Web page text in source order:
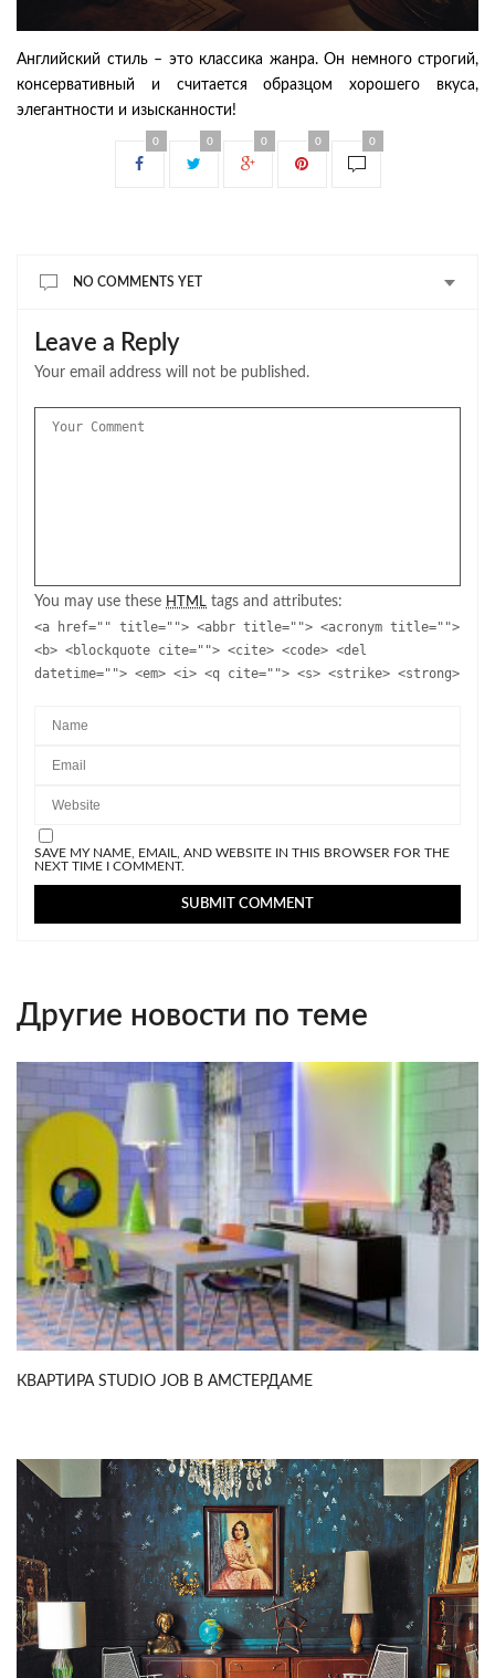
Английский стиль – это классика жанра. Он немного строгий,
консервативный и считается образцом хорошего вкуса,
элегантности и изысканности!
0 0 0 0 0
NO COMMENTS YET
Leave a Reply
Your email address will not be published.
You may use these HTML tags and attributes:
<a href="" title=""> <abbr title=""> <acronym title="">
<b> <blockquote cite=""> <cite> <code> <del
datetime=""> <em> <i> <q cite=""> <s> <strike> <strong>
SAVE MY NAME, EMAIL, AND WEBSITE IN THIS BROWSER FOR THE
NEXT TIME I COMMENT.
Другие новости по теме
КВАРТИРА STUDIO JOB В АМСТЕРДАМЕ